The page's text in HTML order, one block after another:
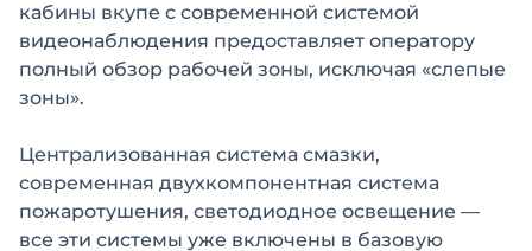
кабины вкупе с современной системой
видеонаблюдения предоставляет оператору
полный обзор рабочей зоны, исключая «слепые
зоны».
Централизованная система смазки,
современная двухкомпонентная система
пожаротушения, светодиодное освещение —
все эти системы уже включены в базовую